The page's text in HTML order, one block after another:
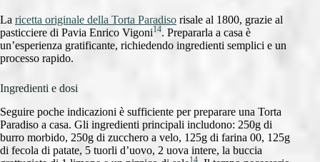
La ricetta originale della Torta Paradiso risale al 1800, grazie al
pasticciere di Pavia Enrico Vigoni14. Prepararla a casa è
un’esperienza gratificante, richiedendo ingredienti semplici e un
processo rapido.
Ingredienti e dosi
Seguire poche indicazioni è sufficiente per preparare una Torta
Paradiso a casa. Gli ingredienti principali includono: 250g di
burro morbido, 250g di zucchero a velo, 125g di farina 00, 125g
di fecola di patate, 5 tuorli d’uovo, 2 uova intere, la buccia
14